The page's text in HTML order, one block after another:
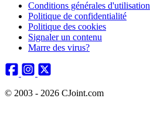
Conditions générales d'utilisation
Politique de confidentialité
Politique des cookies
Signaler un contenu
Marre des virus?
© 2003 - 2026 CJoint.com